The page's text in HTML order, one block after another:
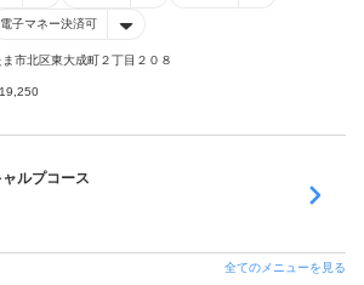
電子マネー決済可
市北区東大成町２丁目２０８
ルプコース
全てのメニューを見る